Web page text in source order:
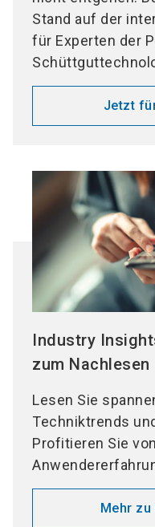
Stand auf der
für Experten der
Jetzt
Industry
zum Nachlesen
Lesen Sie
Techniktrends
Profitieren Sie
Mehr